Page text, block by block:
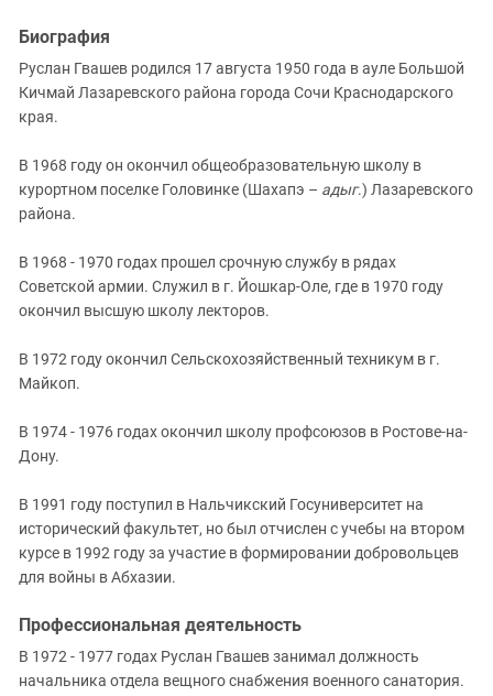
Чечня
Южная Осетия
Южный Кавказ
Биография
Руслан Гвашев родился 17 августа 1950 года в ауле Большой
Кичмай Лазаревского района города Сочи Краснодарского
края.
В 1968 году он окончил общеобразовательную школу в
курортном поселке Головинке (Шахапэ – адыг.) Лазаревского
района.
В 1968 - 1970 годах прошел срочную службу в рядах
Советской армии. Служил в г. Йошкар-Оле, где в 1970 году
окончил высшую школу лекторов.
В 1972 году окончил Сельскохозяйственный техникум в г.
Майкоп.
В 1974 - 1976 годах окончил школу профсоюзов в Ростове-на-
Дону.
В 1991 году поступил в Нальчикский Госуниверситет на
исторический факультет, но был отчислен с учебы на втором
курсе в 1992 году за участие в формировании добровольцев
для войны в Абхазии.
Профессиональная деятельность
В 1972 - 1977 годах Руслан Гвашев занимал должность
начальника отдела вещного снабжения военного санатория.